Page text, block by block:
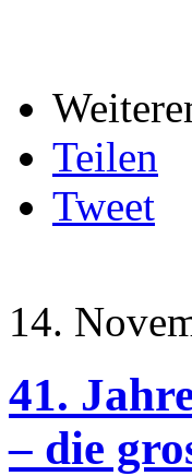
Teilen
Tweet
14.
41.
– die